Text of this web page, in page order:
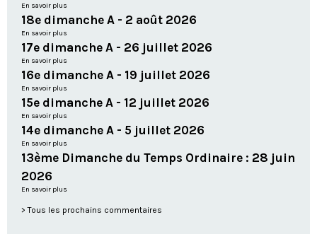
En savoir plus
18e dimanche A - 2 août 2026
En savoir plus
17e dimanche A - 26 juillet 2026
En savoir plus
16e dimanche A - 19 juillet 2026
En savoir plus
15e dimanche A - 12 juillet 2026
En savoir plus
14e dimanche A - 5 juillet 2026
En savoir plus
13ème Dimanche du Temps Ordinaire : 28 juin
2026
En savoir plus
Tous les prochains commentaires